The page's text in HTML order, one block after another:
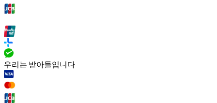
우리는 받아들입니다